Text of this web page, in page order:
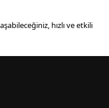
hızlı ve etkili